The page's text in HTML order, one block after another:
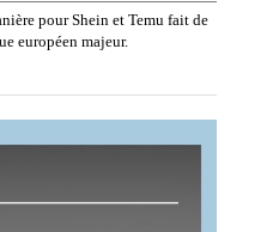
pour Shein et Temu fait de
européen majeur.